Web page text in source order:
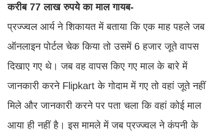
करीब 77 लाख रुपये का माल गायब-
प्रज्ज्वल आर्य ने शिकायत में बताया कि एक माह पहले जब
ऑनलाइन पोर्टल चेक किया तो उसमें 6 हजार जूते वापस
दिखाए गए थे। जब वह वापस किए गए माल के बारे में
जानकारी करने Flipkart के गोदाम में गए तो वहां जूते नहीं
मिले और जानकारी करने पर पता चला कि वहां कोई माल
आया ही नहीं है। इस मामले में जब प्रज्ज्वल ने कंपनी के